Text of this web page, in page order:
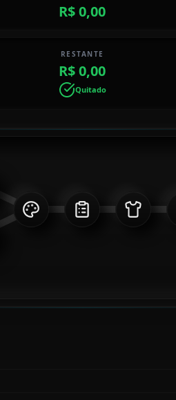
R$ 0,00
RESTANTE
R$ 0,00
Quitado